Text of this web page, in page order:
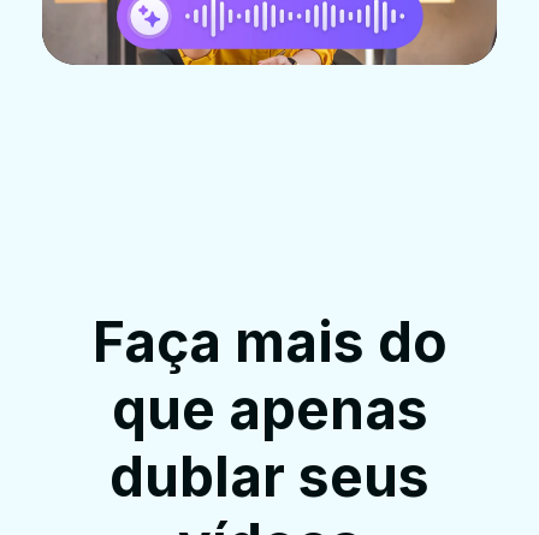
Faça mais do
que apenas
dublar seus